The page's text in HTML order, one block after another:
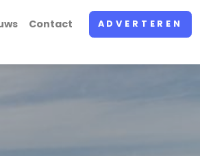
Contact ADVERTEREN